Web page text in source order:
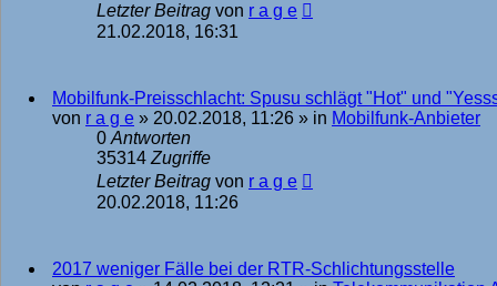
Letzter Beitrag von r a g e
21.02.2018, 16:31
Mobilfunk-Preisschlacht: Spusu schlägt "Hot" und
von r a g e » 20.02.2018, 11:26 » in Mobilfunk-Anbieter
0Antworten
35314Zugriffe
Letzter Beitrag von r a g e
20.02.2018, 11:26
2017 weniger Fälle bei der RTR-Schlichtungsstelle